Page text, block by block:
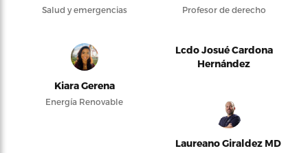
Salud y emergencias Profesor de derecho
Kiara Gerena
Energía Renovable
Lcdo Josué Cardona
Hernández
Laureano Giraldez MD